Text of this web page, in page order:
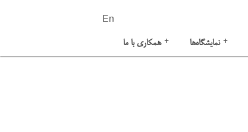
En
همکاری با ما + نمایشگاه‌ها +